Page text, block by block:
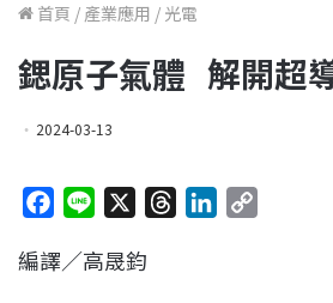
首頁 / 產業應用 / 光電
鍶原子氣體 解開超
2024-03-13
c
n
編譯／高晟鈞